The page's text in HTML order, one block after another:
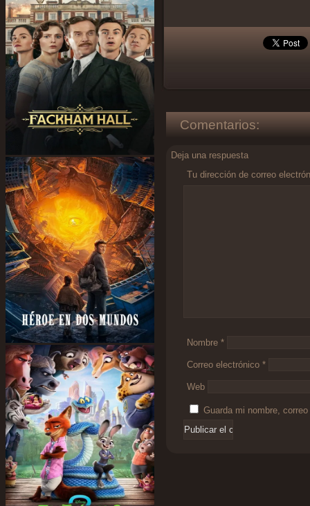
Comentarios:
Deja una respuesta
Tu dirección de correo
Nombre *
Correo electrónico *
Web
Guarda mi nombre,